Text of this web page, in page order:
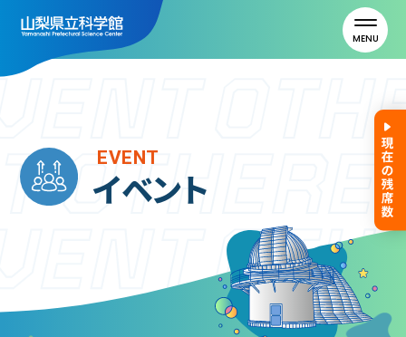
MENU
利用案内
EVENT
イベント